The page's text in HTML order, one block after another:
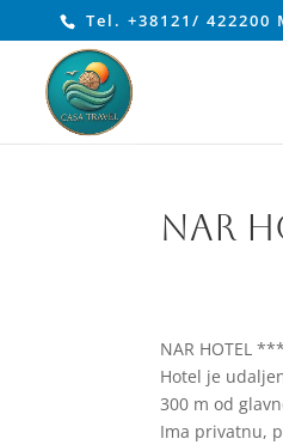
Tel. +38121/
NAR
NAR HOTEL
Hotel je
300 m od
Ima privatnu,